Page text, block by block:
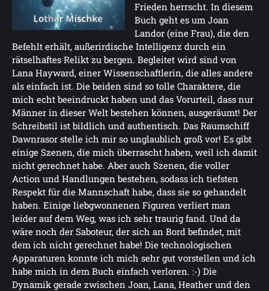
Frieden herrscht. In diesem
Buch geht es um Joan
Landor (eine Frau), die den
Befehlt erhält, außerirdische Intelligenz durch ein
rätselhaftes Relikt zu bergen. Begleitet wird sind von
Lana Hayward, einer Wissenschaftlerin, die alles andere
als einfach ist. Die beiden sind so tolle Charaktere, die
mich echt beeindruckt haben und das Vorurteil, dass nur
Männer in dieser Welt bestehen können, ausgeräumt! Der
Schreibstil ist bildlich und authentisch. Das Raumschiff
Dawnrasor stelle ich mir so unglaublich groß vor! Es gibt
einige Szenen, die mich überrascht haben, weil ich damit
nicht gerechnet habe. Aber auch Szenen, die voller
Action und Handlungen bestehen, sodass ich tiefsten
Respekt für die Mannschaft habe, dass sie so gehandelt
haben. Einige liebgwonnenen Figuren verliert man
leider auf dem Weg, was ich sehr traurig fand. Und da
wäre noch der Saboteur, der sich an Bord befindet, mit
dem ich nicht gerechnet habe! Die technologischen
Apparaturen konnte ich mich sehr gut vorstellen und ich
habe mich in dem Buch einfach verloren. :-) Die
Dynamik gerade zwischen Joan, Lana, Heather und den